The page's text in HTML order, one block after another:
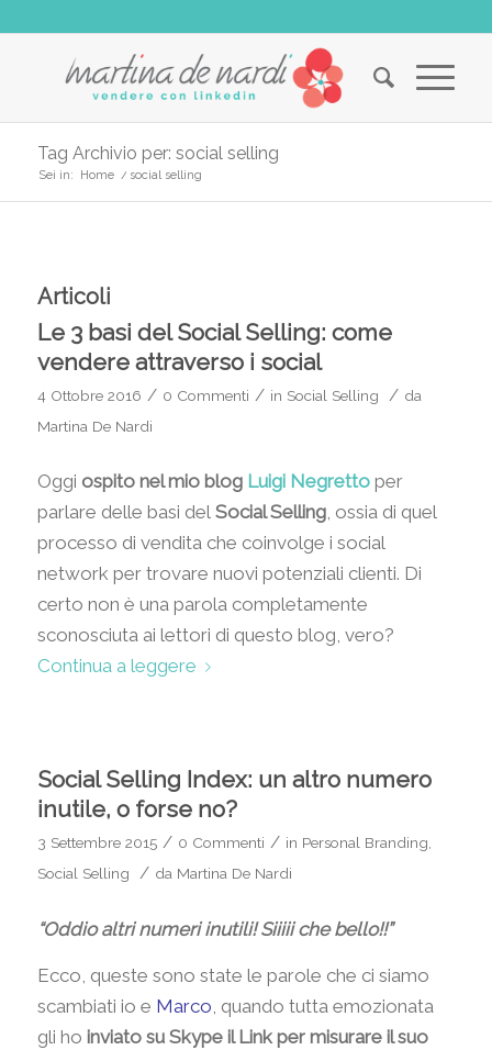
Tag Archivio per: social selling
Sei in: Home / social selling
Articoli
Le 3 basi del Social Selling: come
vendere attraverso i social
4 Ottobre 2016 / 0 Commenti / in Social Selling / da
Martina De Nardi
Oggi ospito nel mio blog Luigi Negrettoper
parlare delle basi del Social Selling, ossia di quel
processo di vendita che coinvolge i social
network per trovare nuovi potenziali clienti. Di
certo non è una parola completamente
sconosciuta ai lettori di questo blog, vero?
Continua a leggere
Social Selling Index: un altro numero
inutile, o forse no?
3 Settembre 2015 / 0 Commenti / in Personal Branding,
Social Selling
/ da Martina De Nardi
“Oddio altri numeri inutili! Siiiii che bello!!”
Ecco, queste sono state le parole che ci siamo
scambiati io e Marco, quando tutta emozionata
gli ho inviato su Skype il Link per misurare il suo